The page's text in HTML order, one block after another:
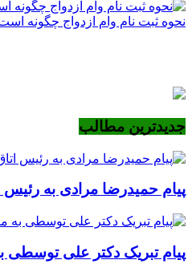
نحوه ثبت نام وام ازدواج چگونه
جدیدترین مطالب
پیام حمیدرضا مرادی به رئیس
پیام تبریک دکتر علی توسطی